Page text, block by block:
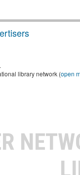
library network (open